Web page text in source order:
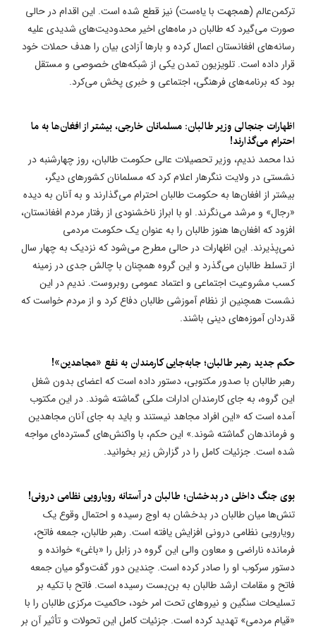
ترکمن‌عالم (همجهت با یاه‌ست) نیز قطع شده است. این اقدام در حالی
صورت می‌گیرد که طالبان در ماه‌های اخیر محدودیت‌های شدیدی علیه
رسانه‌های افغانستان اعمال کرده و بارها آزادی بیان را هدف حملات خود
قرار داده است. تلویزیون تمدن یکی از شبکه‌های خصوصی و مستقل
بود که برنامه‌های فرهنگی، اجتماعی و خبری پخش می‌کرد.
اظهارات جنجالی وزیر طالبان: مسلمانان خارجی، بیشتر از افغان‌ها به ما
احترام می‌گذارند!
ندا محمد ندیم، وزیر تحصیلات عالی حکومت طالبان، روز چهارشنبه در
نشستی در ولایت ننگرهار اعلام کرد که مسلمانان کشورهای دیگر،
بیشتر از افغان‌ها به حکومت طالبان احترام می‌گذارند و به آنان به دیده
«رجال» و مرشد می‌نگرند. او با ابراز ناخشنودی از رفتار مردم افغانستان،
افزود که افغان‌ها هنوز طالبان را به عنوان یک حکومت مردمی
نمی‌پذیرند. این اظهارات در حالی مطرح می‌شود که نزدیک به چهار سال
از تسلط طالبان می‌گذرد و این گروه همچنان با چالش جدی در زمینه
کسب مشروعیت اجتماعی و اعتماد عمومی روبروست. ندیم در این
نشست همچنین از نظام آموزشی طالبان دفاع کرد و از مردم خواست که
قدردان آموزه‌های دینی باشند.
حکم جدید رهبر طالبان؛ جابه‌جایی کارمندان به نفع «مجاهدین»!
رهبر طالبان با صدور مکتوبی، دستور داده است که اعضای بدون شغل
این گروه، به جای کارمندان ادارات ملکی گماشته شوند. در این مکتوب
آمده است که «این افراد مجاهد نیستند و باید به جای آنان مجاهدین
و فرماندهان گماشته شوند.» این حکم، با واکنش‌های گسترده‌ای مواجه
شده است. جزئیات کامل را در گزارش زیر بخوانید.
بوی جنگ داخلی در بدخشان؛ طالبان در آستانه رویارویی نظامی درونی!
تنش‌ها میان طالبان در بدخشان به اوج رسیده و احتمال وقوع یک
رویارویی نظامی درونی افزایش یافته است. رهبر طالبان، جمعه فاتح،
فرمانده ناراضی و معاون والی این گروه در زابل را «باغی» خوانده و
دستور سرکوب او را صادر کرده است. چندین دور گفت‌وگو میان جمعه
فاتح و مقامات ارشد طالبان به بن‌بست رسیده است. فاتح با تکیه بر
تسلیحات سنگین و نیروهای تحت امر خود، حاکمیت مرکزی طالبان را با
«قیام مردمی» تهدید کرده است. جزئیات کامل این تحولات و تأثیر آن بر